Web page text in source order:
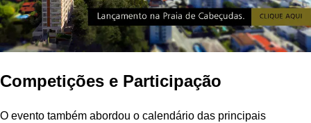
Competições e Participação
O evento também abordou o calendário das principais